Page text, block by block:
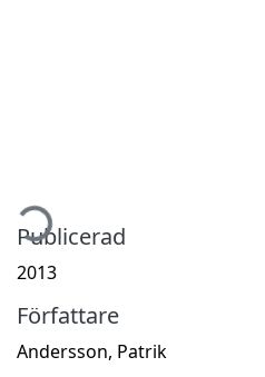
Publicerad
2013
Författare
Andersson, Patrik